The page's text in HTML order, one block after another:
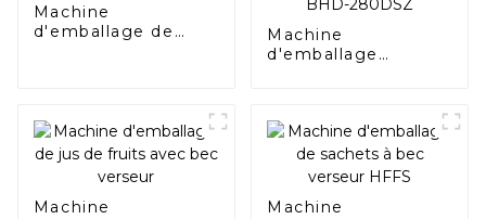
Machine
d'emballage de
Machine
d'emballage
glissière BHD-
280DSZ
Machine
Machine